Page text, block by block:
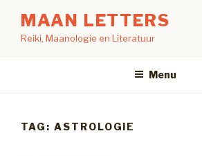
inhoud
springen
MAAN LETTERS
Reiki, Maanologie en Literatuur
Menu
TAG: ASTROLOGIE